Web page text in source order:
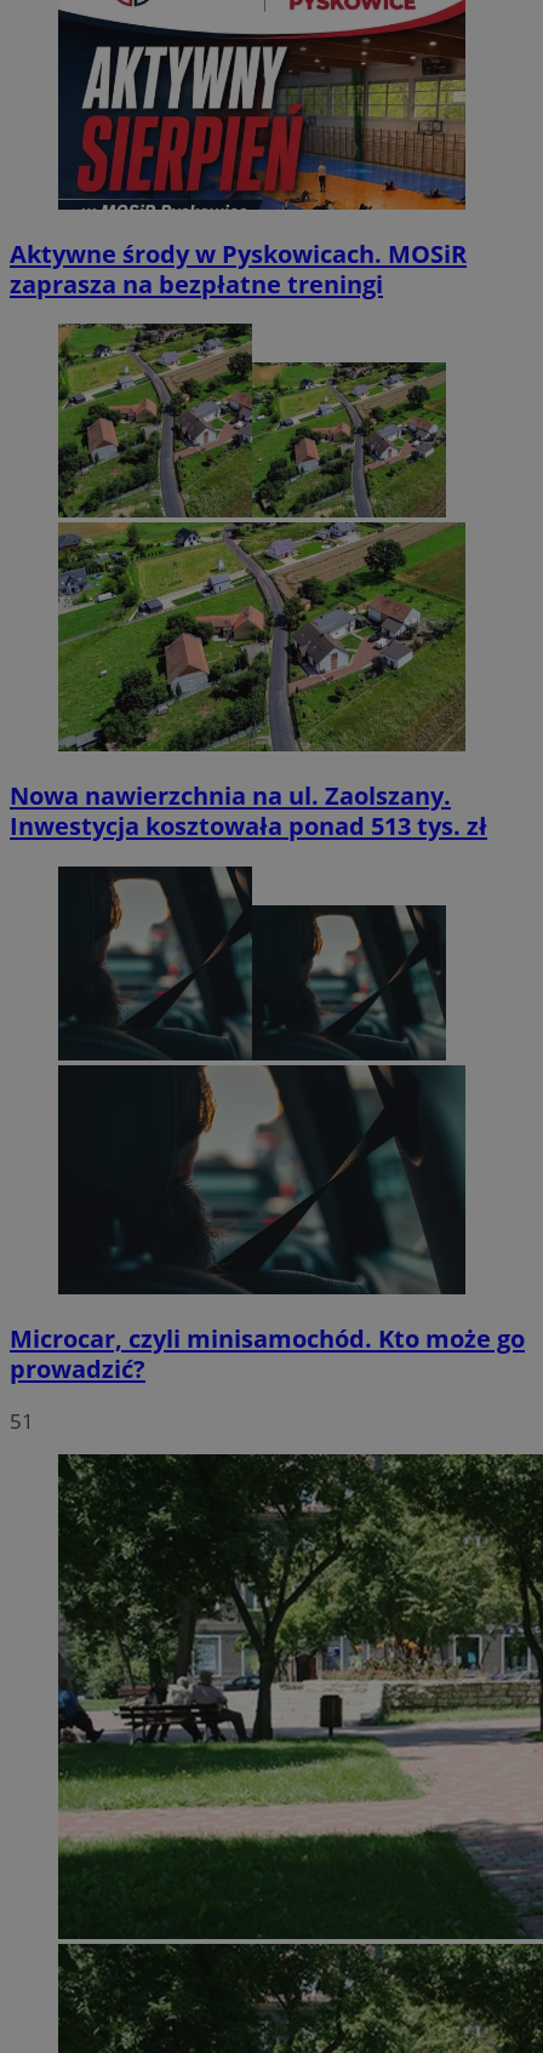
Aktywne środy w Pyskowicach. MOSiR
zaprasza na bezpłatne treningi
Nowa nawierzchnia na ul. Zaolszany.
Inwestycja kosztowała ponad 513 tys. zł
Microcar, czyli minisamochód. Kto może go
prowadzić?
51